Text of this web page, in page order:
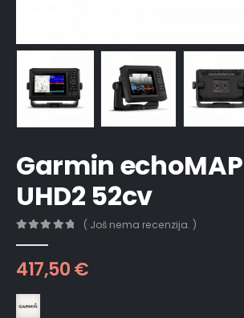
Garmin echoMAP
UHD2 52cv
( Još nema recenzija. )
417,50€